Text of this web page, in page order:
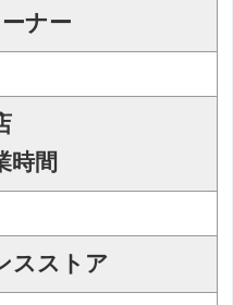
ナー
時間
スストア